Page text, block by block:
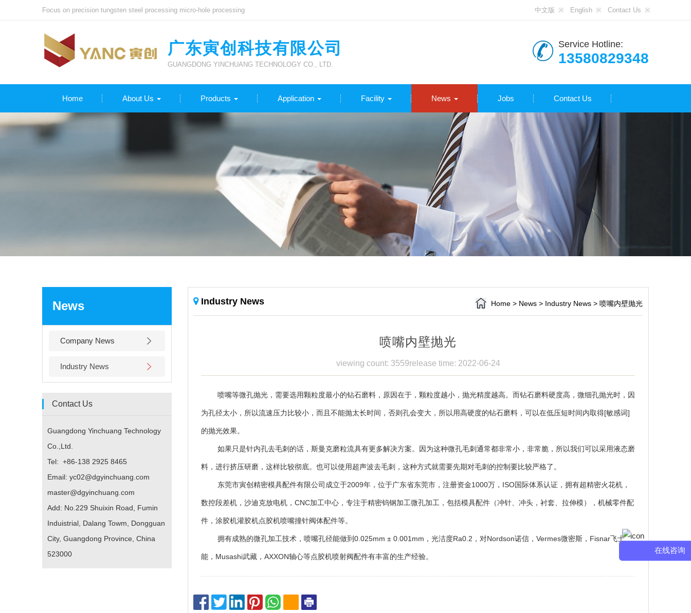
Focus on precision tungsten steel processing micro-hole processing 中文版 English Contact Us
广东寅创科技有限公司
GUANGDONG YINCHUANG TECHNOLOGY CO., LTD.
Service Hotline:
13580829348
Home About Us Products Application Facility News Jobs Contact Us
News
Company News
Industry News
Contact Us
Guangdong Yinchuang Technology
Co.,Ltd.
Tel: +86-138 2925 8465
Email: yc02@dgyinchuang.com
master@dgyinchuang.com
Add: No.229 Shuixin Road, Fumin
Induistrial, Dalang Towm, Dongguan
City, Guangdong Province, China
523000
Industry News Home > News > Industry News >喷嘴内壁抛光
喷嘴内壁抛光
viewing count: 3559release time: 2022-06-24
喷嘴等微孔抛光，需要选用颗粒度最小的钻石磨料，原因在于，颗粒度越小，抛光精度越高。而钻石磨料硬度高，微细孔抛光时，因
为孔径太小，所以流速压力比较小，而且不能抛太长时间，否则孔会变大，所以用高硬度的钻石磨料，可以在低压短时间内取得[敏感词]
的抛光效果。
如果只是针内孔去毛刺的话，斯曼克磨粒流具有更多解决方案。因为这种微孔毛刺通常都非常小，非常脆，所以我们可以采用液态磨
料，进行挤压研磨，这样比较彻底。也可以使用超声波去毛刺，这种方式就需要先期对毛刺的控制要比较严格了。
东莞市寅创精密模具配件有限公司成立于2009年，位于广东省东莞市，注册资金1000万，ISO国际体系认证，拥有超精密火花机，
数控段差机，沙迪克放电机，CNC加工中心，专注于精密钨钢加工微孔加工，包括模具配件（冲针、冲头，衬套、拉伸模），机械零件配
件，涂胶机灌胶机点胶机喷嘴撞针阀体配件等。
拥有成熟的微孔加工技术，喷嘴孔径能做到0.025mm ± 0.001mm，光洁度Ra0.2，对Nordson诺信，Vermes微密斯，Fisnar飞士
能，Musashi武藏，AXXON轴心等点胶机喷射阀配件有丰富的生产经验。
在线咨询